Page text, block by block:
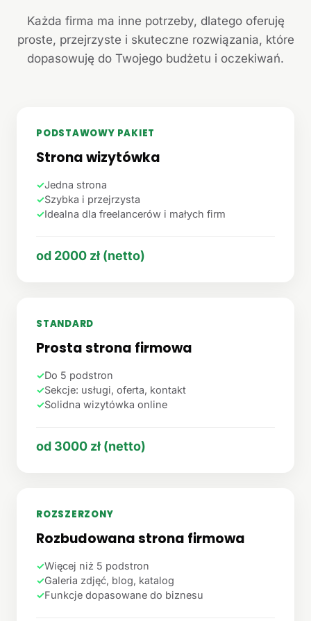
Każda firma ma inne potrzeby, dlatego oferuję
proste, przejrzyste i skuteczne rozwiązania, które
dopasowuję do Twojego budżetu i oczekiwań.
PODSTAWOWY PAKIET
Strona wizytówka
✓Jedna strona
✓Szybka i przejrzysta
✓Idealna dla freelancerów i małych firm
od 2000 zł (netto)
STANDARD
Prosta strona firmowa
✓Do 5 podstron
✓Sekcje: usługi, oferta, kontakt
✓Solidna wizytówka online
od 3000 zł (netto)
ROZSZERZONY
Rozbudowana strona firmowa
✓Więcej niż 5 podstron
✓Galeria zdjęć, blog, katalog
✓Funkcje dopasowane do biznesu